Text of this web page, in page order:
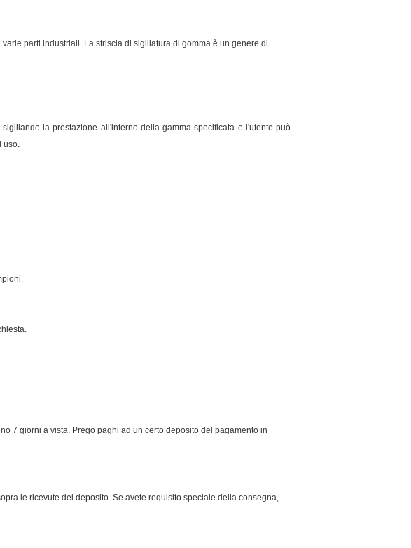
parti industriali. La striscia di sigillatura di gomma è un genere di
la prestazione all'interno della gamma specificata e l'utente può
uso.
7 giorni a vista. Prego paghi ad un certo deposito del pagamento in
le ricevute del deposito. Se avete requisito speciale della consegna,